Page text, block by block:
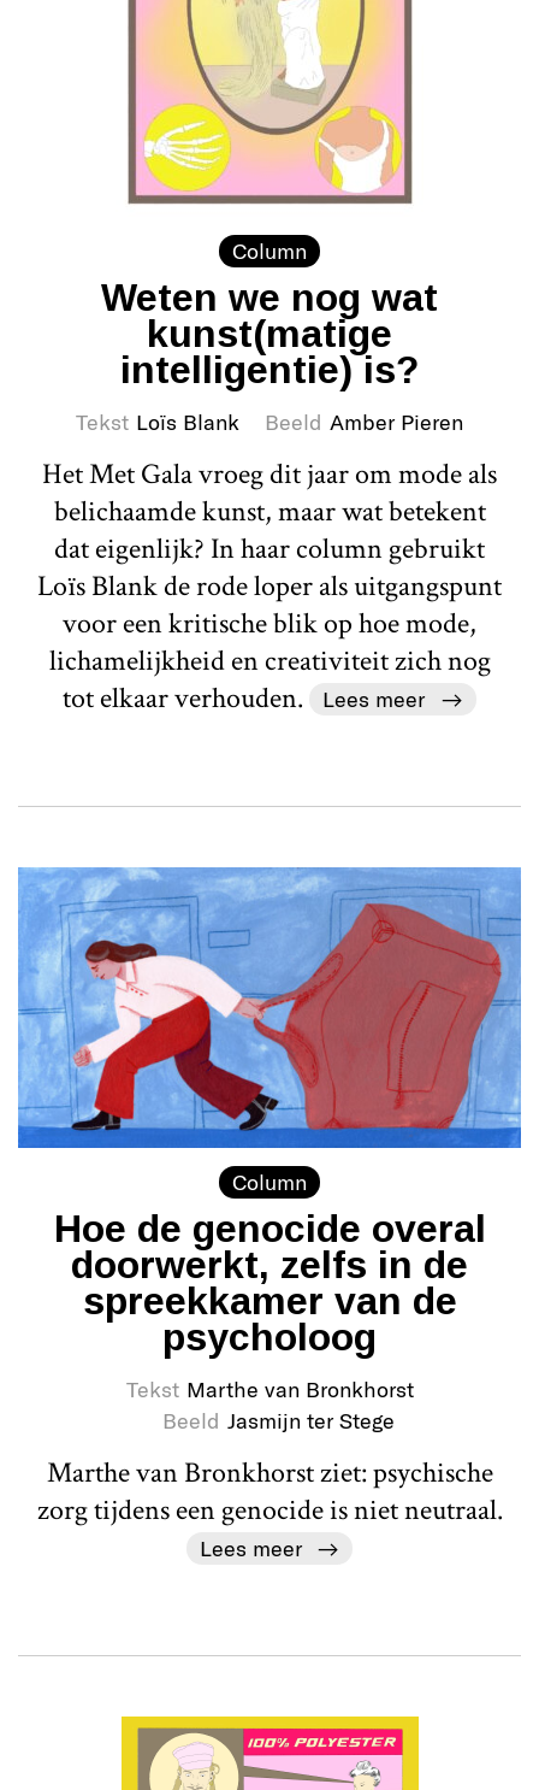
Column
Weten we nog wat
kunst(matige
intelligentie) is?
Tekst Loïs Blank Beeld Amber Pieren
Het Met Gala vroeg dit jaar om mode als
belichaamde kunst, maar wat betekent
dat eigenlijk? In haar column gebruikt
Loïs Blank de rode loper als uitgangspunt
voor een kritische blik op hoe mode,
lichamelijkheid en creativiteit zich nog
tot elkaar verhouden.
Lees meer
Column
Hoe de genocide overal
doorwerkt, zelfs in de
spreekkamer van de
psycholoog
Tekst Marthe van Bronkhorst
Beeld Jasmijn ter Stege
Marthe van Bronkhorst ziet: psychische
zorg tijdens een genocide is niet neutraal.
Lees meer